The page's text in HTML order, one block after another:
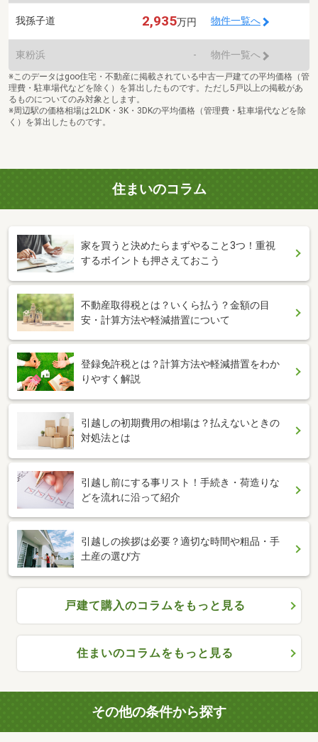
我孫子道 2,935万円 物件一覧へ
東粉浜 - 物件一覧へ
※このデータはgoo住宅・不動産に掲載されている中古一戸建ての平均価格（管
理費・駐車場代などを除く）を算出したものです。ただし5戸以上の掲載があ
るものについてのみ対象とします。
※周辺駅の価格相場は2LDK・3K・3DKの平均価格（管理費・駐車場代などを除
く）を算出したものです。
住まいのコラム
家を買うと決めたらまずやること3つ！重視
するポイントも押さえておこう
不動産取得税とは？いくら払う？金額の目
安・計算方法や軽減措置について
登録免許税とは？計算方法や軽減措置をわか
りやすく解説
引越しの初期費用の相場は？払えないときの
対処法とは
引越し前にする事リスト！手続き・荷造りな
どを流れに沿って紹介
引越しの挨拶は必要？適切な時間や粗品・手
土産の選び方
戸建て購入のコラムをもっと見る
住まいのコラムをもっと見る
その他の条件から探す